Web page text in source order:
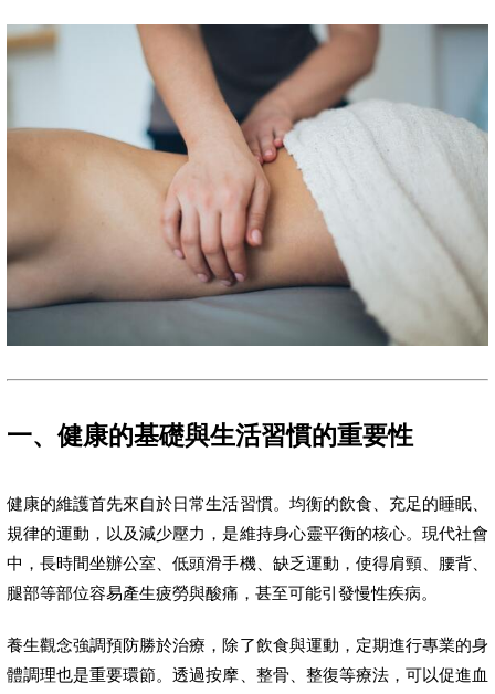
一、健康的基礎與生活習慣的重要性
健康的維護首先來自於日常生活習慣。均衡的飲食、充足的睡眠、
規律的運動，以及減少壓力，是維持身心靈平衡的核心。現代社會
中，長時間坐辦公室、低頭滑手機、缺乏運動，使得肩頸、腰背、
腿部等部位容易產生疲勞與酸痛，甚至可能引發慢性疾病。
養生觀念強調預防勝於治療，除了飲食與運動，定期進行專業的身
體調理也是重要環節。透過按摩、整骨、整復等療法，可以促進血